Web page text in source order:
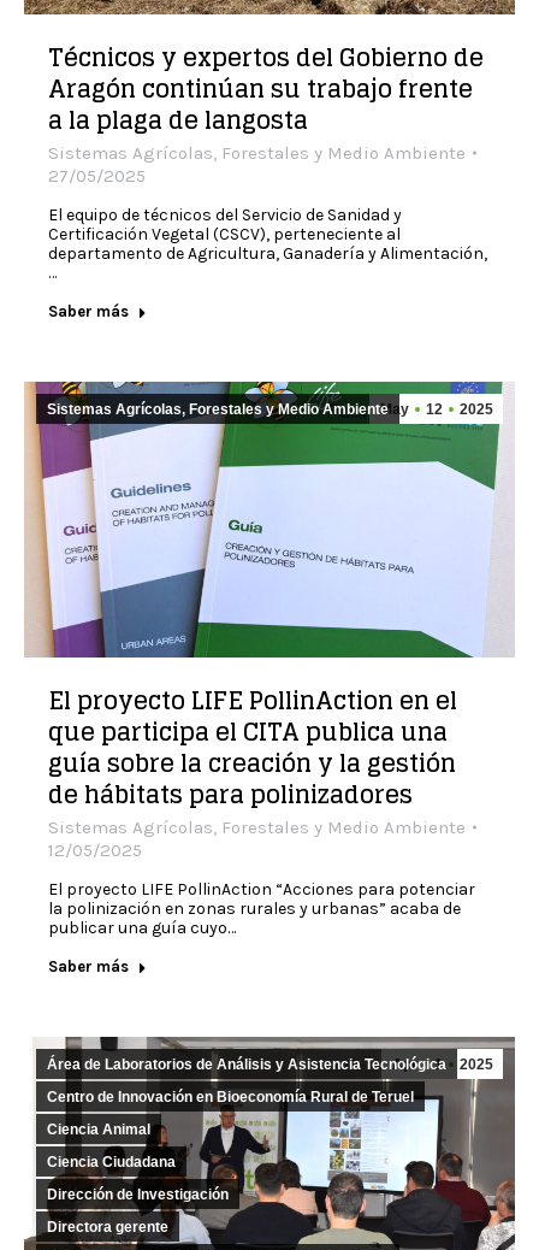
Técnicos y expertos del Gobierno de
Aragón continúan su trabajo frente
a la plaga de langosta
Sistemas Agrícolas, Forestales y Medio Ambiente
27/05/2025
El equipo de técnicos del Servicio de Sanidad y
Certificación Vegetal (CSCV), perteneciente al
departamento de Agricultura, Ganadería y Alimentación,
…
Saber más
May 12 2025
Sistemas Agrícolas, Forestales y Medio Ambiente
El proyecto LIFE PollinAction en el
que participa el CITA publica una
guía sobre la creación y la gestión
de hábitats para polinizadores
Sistemas Agrícolas, Forestales y Medio Ambiente
12/05/2025
El proyecto LIFE PollinAction “Acciones para potenciar
la polinización en zonas rurales y urbanas” acaba de
publicar una guía cuyo…
Saber más
Apr 1 2025
Área de Laboratorios de Análisis y Asistencia Tecnológica
Centro de Innovación en Bioeconomía Rural de Teruel
Ciencia Animal
Ciencia Ciudadana
Dirección de Investigación
Directora gerente